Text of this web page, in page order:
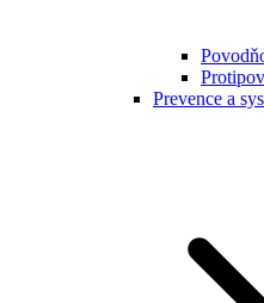
Prevence a